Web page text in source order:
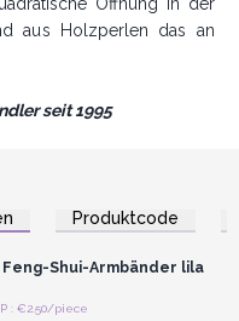
Öffnung in der
aus Holzperlen das an
seit 1995
Produktcode
Registrieren für
Großhandelspreise
Shui-Armbänder lila
: €2.50/piece
Anmelden oder